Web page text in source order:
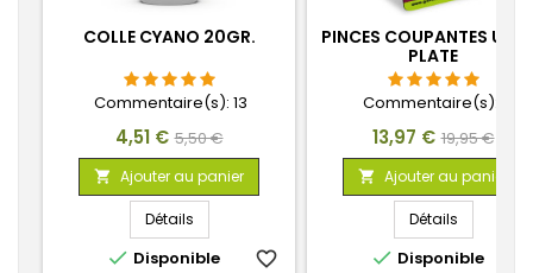
COLLE CYANO 20GR.
Commentaire(s): 13
Prix
4,51 € Prix
de
base
5,50 €
 Ajouter au panier
Détails
 Disponible favorite_border
PINCES COUPANTES
PLATE
Commentaire(s):
Prix
13,97 € Prix
de
base
19,95 €
 Ajouter au panier
Détails
 Disponible